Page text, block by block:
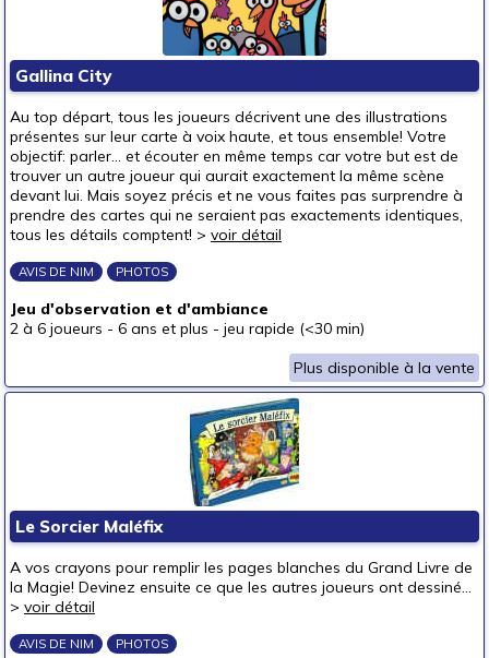
Gallina City
Au top départ, tous les joueurs décrivent une des illustrations
présentes sur leur carte à voix haute, et tous ensemble! Votre
objectif: parler... et écouter en même temps car votre but est de
trouver un autre joueur qui aurait exactement la même scène
devant lui. Mais soyez précis et ne vous faites pas surprendre à
prendre des cartes qui ne seraient pas exactements identiques,
tous les détails comptent! > voir détail
AVIS DE NIM PHOTOS
Jeu d'observation et d'ambiance
2 à 6 joueurs - 6 ans et plus - jeu rapide (<30 min)
Plus disponible à la vente
Le Sorcier Maléfix
A vos crayons pour remplir les pages blanches du Grand Livre de
la Magie! Devinez ensuite ce que les autres joueurs ont dessiné...
> voir détail
AVIS DE NIM PHOTOS